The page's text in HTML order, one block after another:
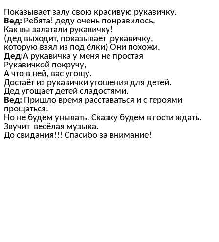
Показывает залу свою красивую рукавичку.
Вед: Ребята! деду очень понравилось,
Как вы залатали рукавичку!
(дед выходит, показывает рукавичку,
которую взял из под ёлки) Они похожи.
Дед:А рукавичка у меня не простая
Рукавичкой покручу,
А что в ней, вас угощу.
Достаёт из рукавички угощения для детей.
Дед угощает детей сладостями.
Вед: Пришло время расставаться и с героями
прощаться.
Но не будем унывать. Сказку будем в гости ждать.
Звучит весёлая музыка.
До свидания!!! Спасибо за внимание!